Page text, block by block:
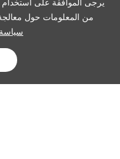
من المعلومات حول